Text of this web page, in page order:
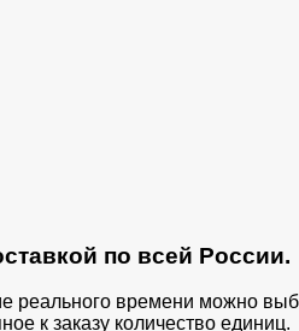
по всей России.
реального времени можно
к заказу количество единиц.